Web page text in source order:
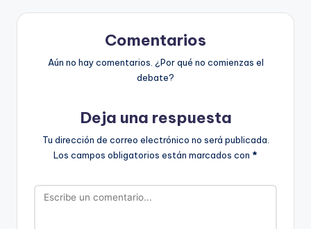
Comentarios
Aún no hay comentarios. ¿Por qué no comienzas el
debate?
Deja una respuesta
Tu dirección de correo electrónico no será publicada.
Los campos obligatorios están marcados con *